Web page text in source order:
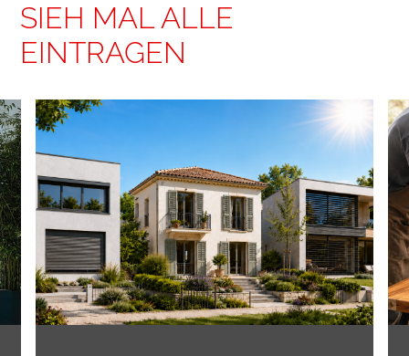
SIEH MAL ALLE
EINTRAGEN